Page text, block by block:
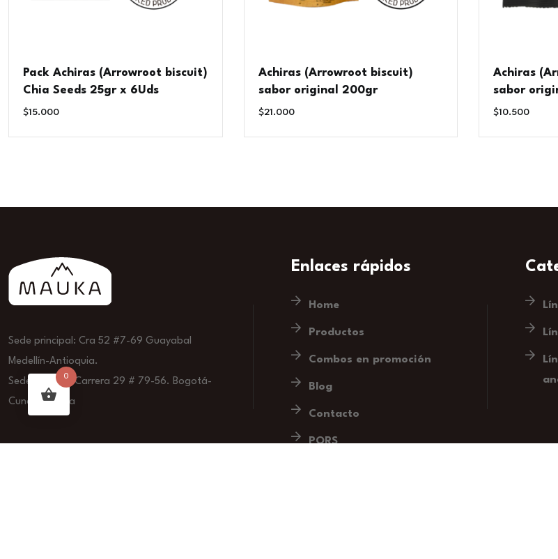
Pack Achiras (Arrowroot biscuit)
Chia Seeds 25gr x 6Uds
$15.000
Achiras (Arrowroot biscuit)
sabor original 200gr
$21.000
Achiras
sabor
$10.500
Sede principal: Cra 52 #7-69 Guayabal
Medellín-Antioquia.
Sede Bogotá: Carrera 29 # 79-56. Bogotá-
Cundinamarca
Enlaces rápidos
Home
Productos
Combos en promoción
Blog
Contacto
PQRS
0